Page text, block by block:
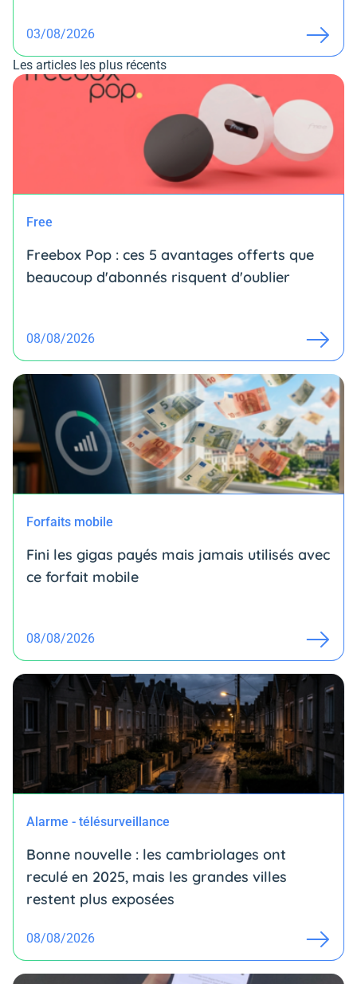
03/08/2026
Les articles les plus récents
Free
Freebox Pop : ces 5 avantages offerts que
beaucoup d'abonnés risquent d'oublier
08/08/2026
Forfaits mobile
Fini les gigas payés mais jamais utilisés avec
ce forfait mobile
08/08/2026
Alarme - télésurveillance
Bonne nouvelle : les cambriolages ont
reculé en 2025, mais les grandes villes
restent plus exposées
08/08/2026